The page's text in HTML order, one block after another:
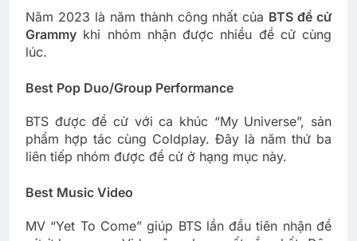
Năm 2023 là năm thành công nhất của BTS đề cử
Grammy khi nhóm nhận được nhiều đề cử cùng
lúc.
Best Pop Duo/Group Performance
BTS được đề cử với ca khúc “My Universe”, sản
phẩm hợp tác cùng Coldplay. Đây là năm thứ ba
liên tiếp nhóm được đề cử ở hạng mục này.
Best Music Video
MV “Yet To Come” giúp BTS lần đầu tiên nhận đề